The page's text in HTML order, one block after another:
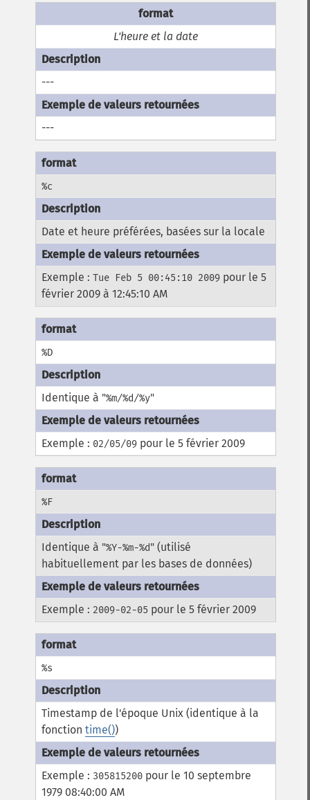
L'heure et la date
---
---
%c
Date et heure préférées, basées sur la locale
Exemple :Tue Feb 5 00:45:10 2009 pour le 5
février 2009 à 12:45:10 AM
%D
Identique à "%m/%d/%y"
Exemple : 02/05/09 pour le 5 février 2009
%F
Identique à "%Y-%m-%d" (utilisé
habituellement par les bases de données)
Exemple : 2009-02-05 pour le 5 février 2009
%s
Timestamp de l'époque Unix (identique à la
fonctiontime())
Exemple : 305815200 pour le 10 septembre
1979 08:40:00 AM